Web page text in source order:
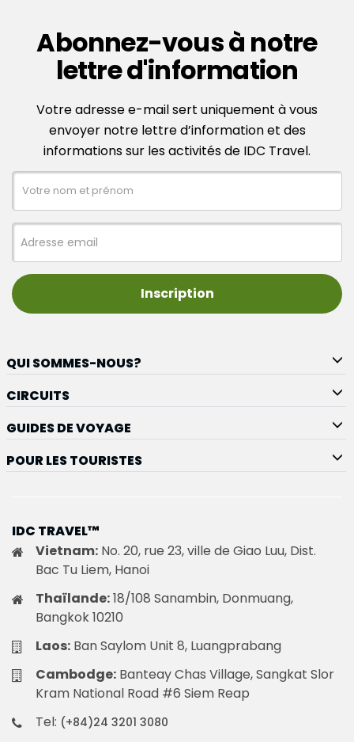
Abonnez-vous à notre
lettre d'information
Votre adresse e-mail sert uniquement à vous
envoyer notre lettre d’information et des
informations sur les activités de IDC Travel.
Inscription
QUI SOMMES-NOUS?
CIRCUITS
GUIDES DE VOYAGE
POUR LES TOURISTES
IDC TRAVEL™
Vietnam: No. 20, rue 23, ville de Giao Luu, Dist.
Bac Tu Liem, Hanoi
Thaïlande:18/108 Sanambin, Donmuang,
Bangkok 10210
Laos: Ban Saylom Unit 8, Luangprabang
Cambodge: Banteay Chas Village, Sangkat Slor
Kram National Road #6 Siem Reap
Tel: (+84)24 3201 3080